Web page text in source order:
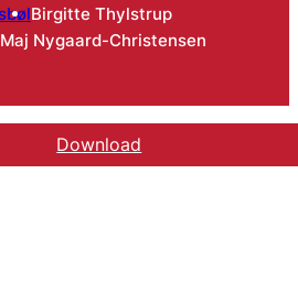
Birgitte Thylstrup
Maj Nygaard-Christensen
Download